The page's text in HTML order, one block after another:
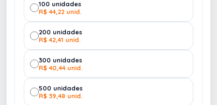
facilitando a montagem de uma dieta equilibrada.
Altura : 7 cm
Largura : 15,3 cm
Comprimento : 20,7 cm
Peso aproximado (g): 260
100 unidades
R$ 44,22 unid.
200 unidades
R$ 42,41 unid.
300 unidades
R$ 40,44 unid.
500 unidades
R$ 39,48 unid.